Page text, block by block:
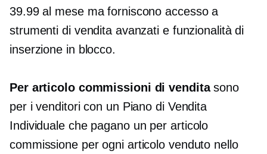
39.99 al mese ma forniscono accesso a
strumenti di vendita avanzati e funzionalità di
inserzione in blocco.
Per articolocommissioni di venditasono
per i venditori con un Piano di Vendita
Individuale che pagano un per articolo
commissione per ogni articolo venduto nello